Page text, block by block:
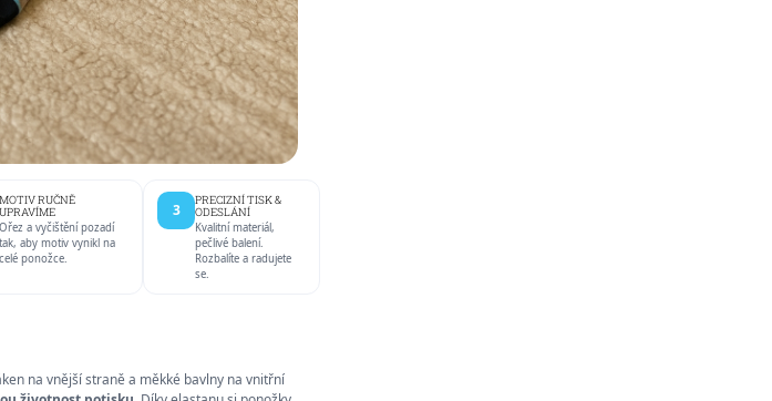
MOTIV RUČNĚ
UPRAVÍME
Ořez a vyčištění pozadí
tak, aby motiv vynikl na
celé ponožce.
3
PRECIZNÍ TISK &
ODESLÁNÍ
Kvalitní materiál,
pečlivé balení.
Rozbalíte a radujete
se.
na vnější straně a měkké bavlny na vnitřní